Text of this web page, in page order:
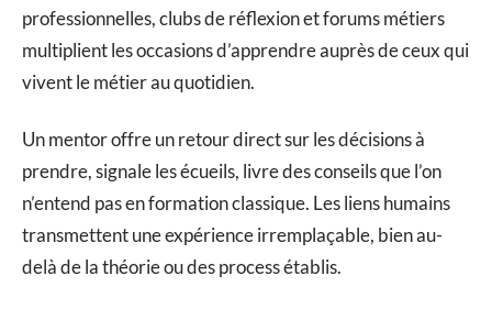
professionnelles, clubs de réflexion et forums métiers
multiplient les occasions d’apprendre auprès de ceux qui
vivent le métier au quotidien.
Un mentor offre un retour direct sur les décisions à
prendre, signale les écueils, livre des conseils que l’on
n’entend pas en formation classique. Les liens humains
transmettent une expérience irremplaçable, bien au-
delà de la théorie ou des process établis.